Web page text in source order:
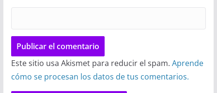
Este sitio usa Akismet para reducir el spam. Aprende
cómo se procesan los datos de tus comentarios.